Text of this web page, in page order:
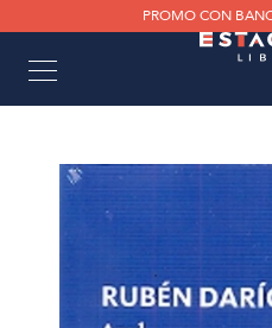
PROMO CON